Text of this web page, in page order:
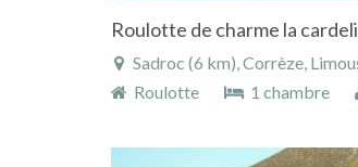
Sadroc (6 km), Corrèze,
Roulotte
1 chambre